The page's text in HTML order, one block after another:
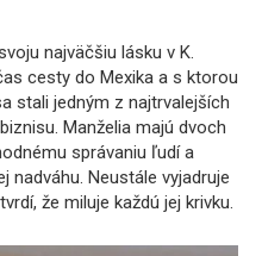
najväčšiu lásku v K.
cesty do Mexika a s ktorou
stali jedným z najtrvalejších
Manželia majú dvoch
správaniu ľudí a
Neustále vyjadruje
že miluje každú jej krivku.